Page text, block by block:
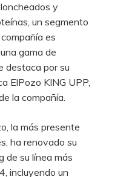
y
un segmento
es
gama de
destaca por su
ElPozo KING UPP,
la compañía.
la más presente
ha renovado su
de su línea más
incluyendo un